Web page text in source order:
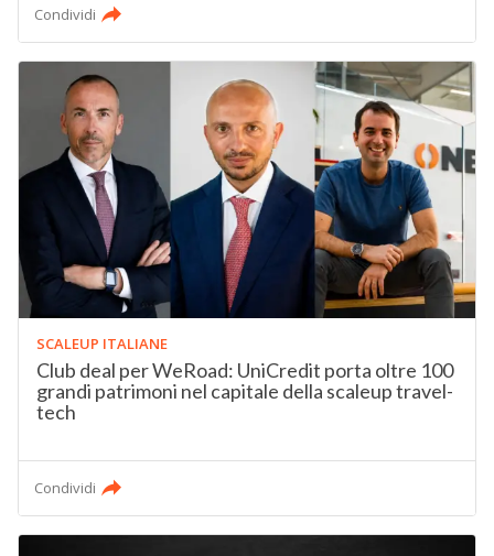
Condividi
SCALEUP ITALIANE
Club deal per WeRoad: UniCredit porta oltre 100
grandi patrimoni nel capitale della scaleup travel-
tech
Condividi